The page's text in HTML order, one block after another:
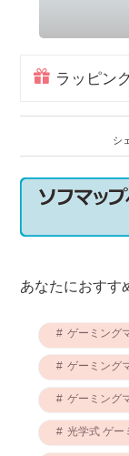
ラッピン
シ
あなたにおすす
ゲーミング
ゲーミング
ゲーミング
光学式 ゲー